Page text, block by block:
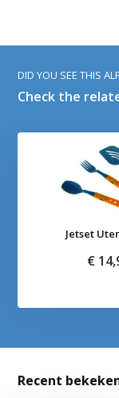
DID YOU SEE THIS
Check the
Jetset
€
Recent